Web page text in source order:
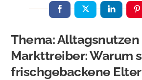
Thema: Alltagsnutzen
Markttreiber: Warum
frischgebackene